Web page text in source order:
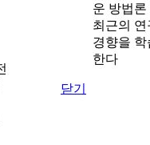
운 방법론
최근의 연
경향을 학
한다
닫기